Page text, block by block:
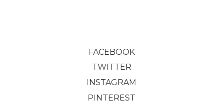
FACEBOOK
TWITTER
INSTAGRAM
PINTEREST